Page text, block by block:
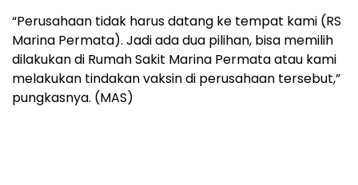
“Perusahaan tidak harus datang ke tempat kami (RS
Marina Permata). Jadi ada dua pilihan, bisa memilih
dilakukan di Rumah Sakit Marina Permata atau kami
melakukan tindakan vaksin di perusahaan tersebut,”
pungkasnya. (MAS)